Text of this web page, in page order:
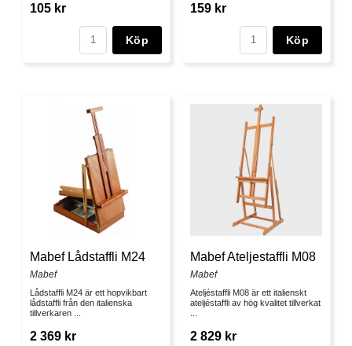
105 kr
Köp
159 kr
Köp
Mabef Lådstaffli M24
Mabef
Lådstaffli M24 är ett hopvikbart
lådstaffli från den italienska
tillverkaren ...
2 369 kr
Mabef Ateljestaffli M08
Mabef
Ateljéstaffli M08 är ett italienskt
ateljéstaffli av hög kvalitet tillverkat
2 829 kr